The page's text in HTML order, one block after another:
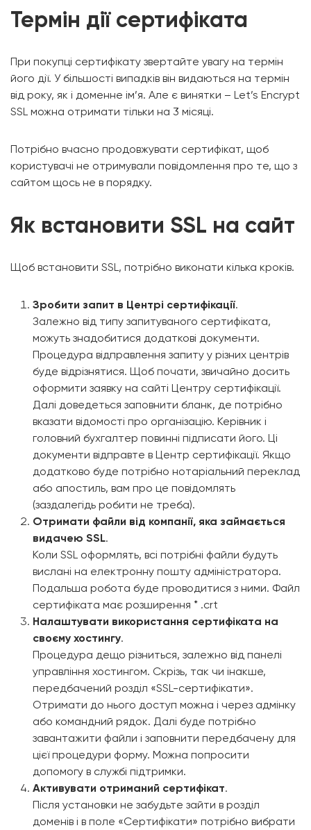
Термін дії сертифіката
При покупці сертифікату звертайте увагу на термін
його дії. У більшості випадків він видаються на термін
від року, як і доменне ім’я. Але є винятки – Let’s Encrypt
SSL можна отримати тільки на 3 місяці.
Потрібно вчасно продовжувати сертифікат, щоб
користувачі не отримували повідомлення про те, що з
сайтом щось не в порядку.
Як встановити SSL на сайт
Щоб встановити SSL, потрібно виконати кілька кроків.
Зробити запит в Центрі сертифікації.
Залежно від типу запитуваного сертифіката,
можуть знадобитися додаткові документи.
Процедура відправлення запиту у різних центрів
буде відрізнятися. Щоб почати, звичайно досить
оформити заявку на сайті Центру сертифікації.
Далі доведеться заповнити бланк, де потрібно
вказати відомості про організацію. Керівник і
головний бухгалтер повинні підписати його. Ці
документи відправте в Центр сертифікації. Якщо
додатково буде потрібно нотаріальний переклад
або апостиль, вам про це повідомлять
(заздалегідь робити не треба).
Отримати файли від компанії, яка займається
видачею SSL.
Коли SSL оформлять, всі потрібні файли будуть
вислані на електронну пошту адміністратора.
Подальша робота буде проводитися з ними. Файл
сертифіката має розширення * .crt
Налаштувати використання сертифіката на
своєму хостингу.
Процедура дещо різниться, залежно від панелі
управління хостингом. Скрізь, так чи інакше,
передбачений розділ «SSL-сертифікати».
Отримати до нього доступ можна і через адмінку
або командний рядок. Далі буде потрібно
завантажити файли і заповнити передбачену для
цієї процедури форму. Можна попросити
допомогу в службі підтримки.
Активувати отриманий сертифікат.
Після установки не забудьте зайти в розділ
доменів і в поле «Сертифікати» потрібно вибрати